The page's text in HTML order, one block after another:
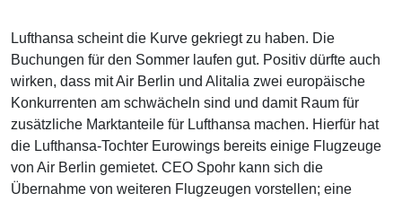
Lufthansa scheint die Kurve gekriegt zu haben. Die
Buchungen für den Sommer laufen gut. Positiv dürfte auch
wirken, dass mit Air Berlin und Alitalia zwei europäische
Konkurrenten am schwächeln sind und damit Raum für
zusätzliche Marktanteile für Lufthansa machen. Hierfür hat
die Lufthansa-Tochter Eurowings bereits einige Flugzeuge
von Air Berlin gemietet. CEO Spohr kann sich die
Übernahme von weiteren Flugzeugen vorstellen; eine